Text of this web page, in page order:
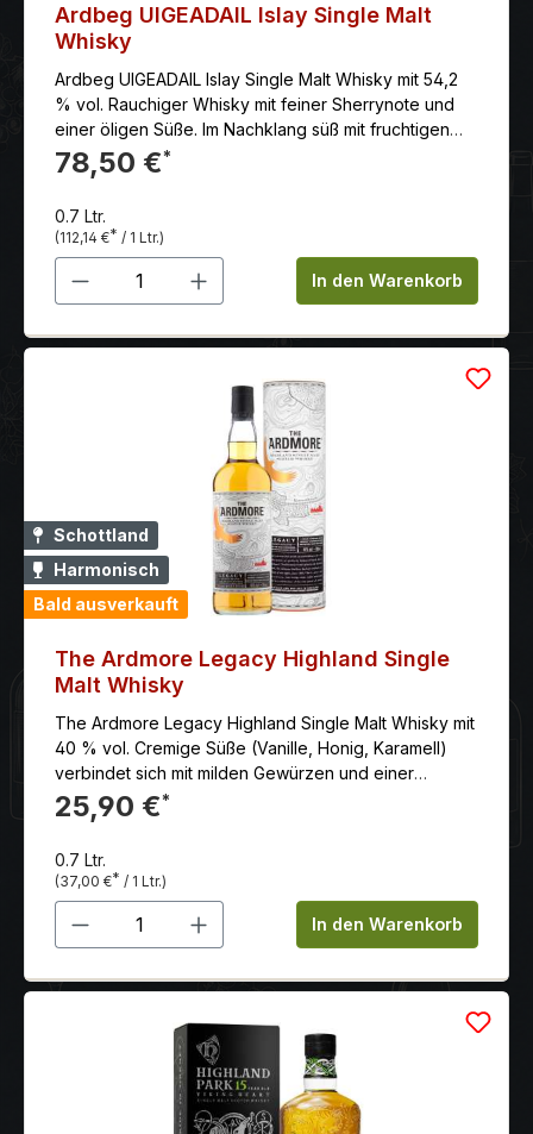
Ardbeg UIGEADAIL Islay Single Malt
Whisky
Ardbeg UIGEADAIL Islay Single Malt Whisky mit 54,2
% vol. Rauchiger Whisky mit feiner Sherrynote und
einer öligen Süße. Im Nachklang süß mit fruchtigen
Noten.
78,50 €*
0.7 Ltr.
(112,14 €* / 1 Ltr.)
Produkt Anzahl: Gib denIn den Warenkorb
Schottland
Harmonisch
Bald ausverkauft
The Ardmore Legacy Highland Single
Malt Whisky
The Ardmore Legacy Highland Single Malt Whisky mit
40 % vol. Cremige Süße (Vanille, Honig, Karamell)
verbindet sich mit milden Gewürzen und einer
angenehmen, nicht dominierenden Rauchigkeit
(rauchige Holzkohle). Er ist vollmundig und weich. Der
Gewürze und die leichte Rauchnote bleiben gut
haften.
25,90 €*
0.7 Ltr.
(37,00 €* / 1 Ltr.)
Produkt Anzahl: Gib denIn den Warenkorb